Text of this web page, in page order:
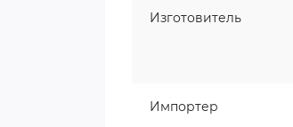
Изготовитель
Импортер